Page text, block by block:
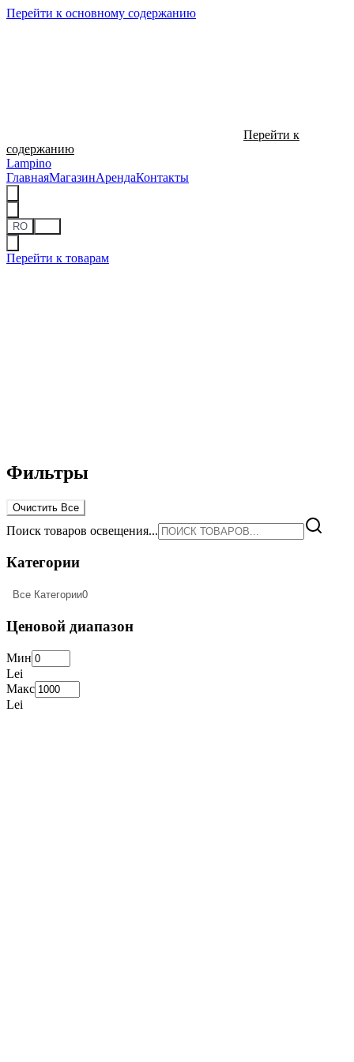
Перейти к основному содержанию
Перейти к
содержанию
Lampino
ГлавнаяМагазинАрендаКонтакты
RO
Перейти к товарам
Фильтры
Очистить Все
Поиск товаров освещения...
Категории
Все Категории0
Ценовой диапазон
Мин
Lei
Макс
Lei